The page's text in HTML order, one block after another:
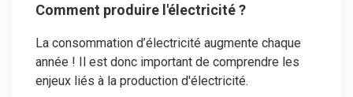
Comment produire l'électricité ?
La consommation d’électricité augmente chaque
année ! Il est donc important de comprendre les
enjeux liés à la production d'électricité.